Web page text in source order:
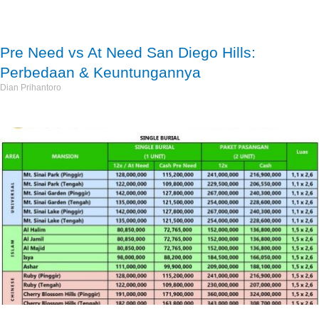
Pre Need vs At Need San Diego Hills:
Perbedaan & Keuntungannya
Dian Prihantoro